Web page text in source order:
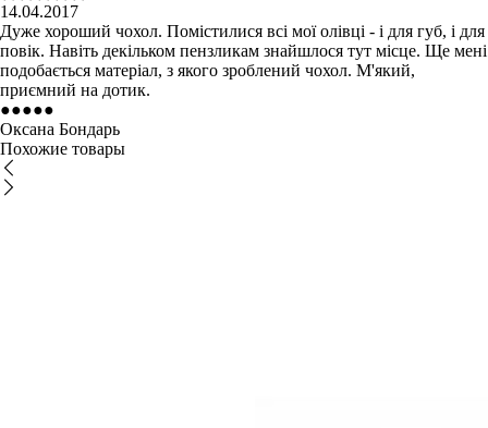
14.04.2017
Дуже хороший чохол. Помістилися всі мої олівці - і для губ, і для
повік. Навіть декільком пензликам знайшлося тут місце. Ще мені
подобається матеріал, з якого зроблений чохол. М'який,
приємний на дотик.
●●●●●
Оксана Бондарь
Похожие товары